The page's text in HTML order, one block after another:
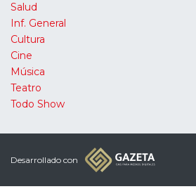
Salud
Inf. General
Cultura
Cine
Música
Teatro
Todo Show
Desarrollado con